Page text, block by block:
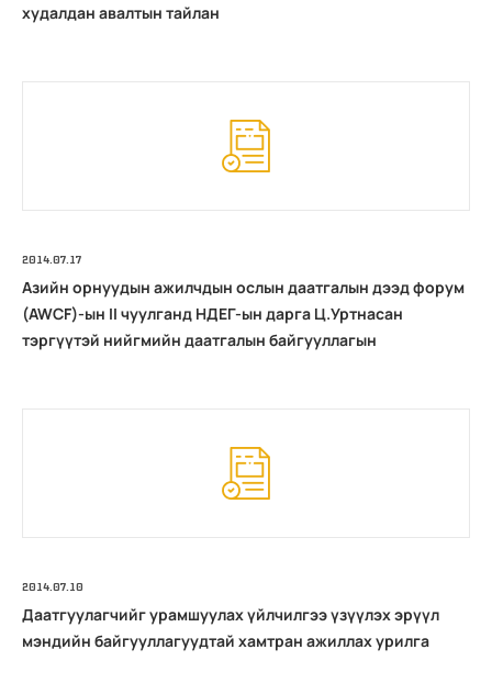
худалдан авалтын тайлан
2014.07.17
Азийн орнуудын ажилчдын ослын даатгалын дээд форум
(AWCF)-ын II чуулганд НДЕГ-ын дарга Ц.Уртнасан
тэргүүтэй нийгмийн даатгалын байгууллагын
2014.07.10
Даатгуулагчийг урамшуулах үйлчилгээ үзүүлэх эрүүл
мэндийн байгууллагуудтай хамтран ажиллах урилга